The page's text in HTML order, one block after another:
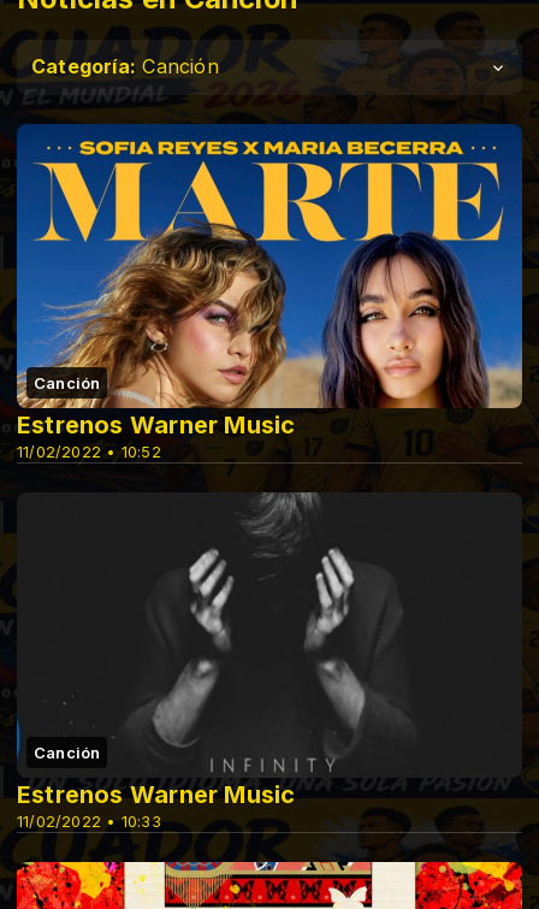
Categoría: Canción
Canción
11/02/2022 • 10:52
Estrenos Warner Music
Canción
11/02/2022 • 10:33
Estrenos Warner Music